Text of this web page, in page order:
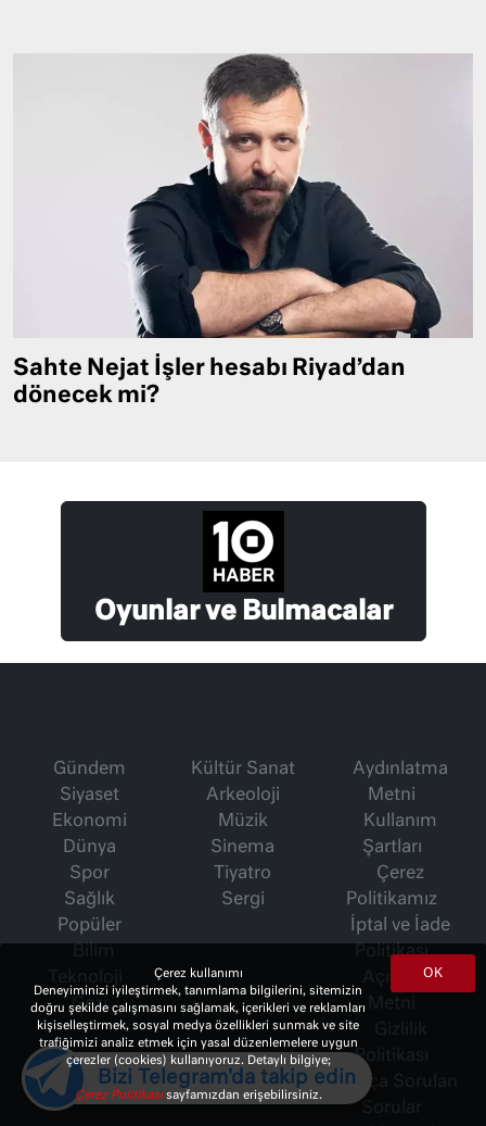
Sahte Nejat İşler hesabı Riyad’dan
dönecek mi?
Oyunlar ve Bulmacalar
Gündem
Siyaset
Ekonomi
Dünya
Spor
Sağlık
Popüler
Gezi
Kültür Sanat
Arkeoloji
Müzik
Sinema
Tiyatro
Sergi
Aydınlatma
Metni
Kullanım
Şartları
Çerez
Politikamız
İptal ve İade
Politikası
Açık Rıza
Politikası
Sıkça Sorulan
OK
Çerez kullanımı
Deneyiminizi iyileştirmek, tanımlama bilgilerini, sitemizin
doğru şekilde çalışmasını sağlamak, içerikleri ve reklamları
kişiselleştirmek, sosyal medya özellikleri sunmak ve site
trafiğimizi analiz etmek için yasal düzenlemelere uygun
çerezler (cookies) kullanıyoruz. Detaylı bilgiye;
Çerez Politikasısayfamızdan erişebilirsiniz.
Bizi Telegram'da takip edin